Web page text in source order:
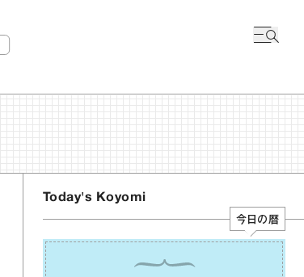
Today's Koyomi
今日の暦